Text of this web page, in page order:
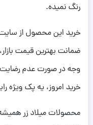
رنگ نمیده.
خرید این محصول از سایت
وجه در صورت عدم رضایت،
خرید امروز، یه پک ویژه
محصولات میلاد زر